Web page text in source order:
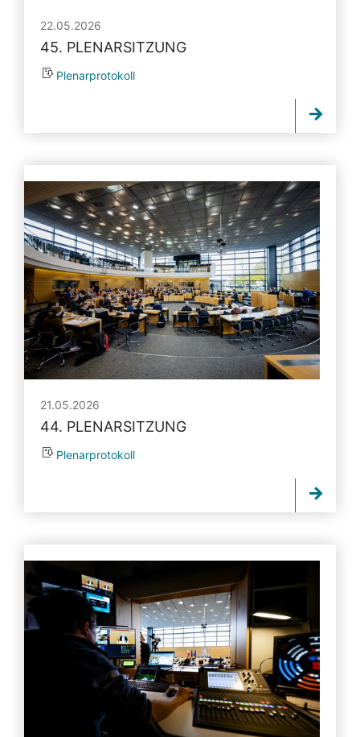
22.05.2026
45. PLENARSITZUNG
Plenarprotokoll
21.05.2026
44. PLENARSITZUNG
Plenarprotokoll